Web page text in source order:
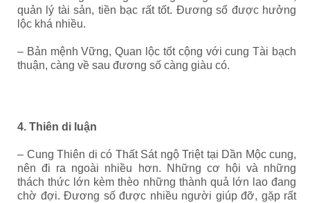
quản lý tài sản, tiền bạc rất tốt. Đương số được hưởng
lộc khá nhiều.
– Bản mệnh Vững, Quan lộc tốt cộng với cung Tài bạch
thuận, càng về sau đương số càng giàu có.
4. Thiên di luận
– Cung Thiên di có Thất Sát ngộ Triệt tại Dần Mộc cung,
nên đi ra ngoài nhiều hơn. Những cơ hội và những
thách thức lớn kèm thèo những thành quả lớn lao đang
chờ đợi. Đương số được nhiều người giúp đỡ, gặp rất